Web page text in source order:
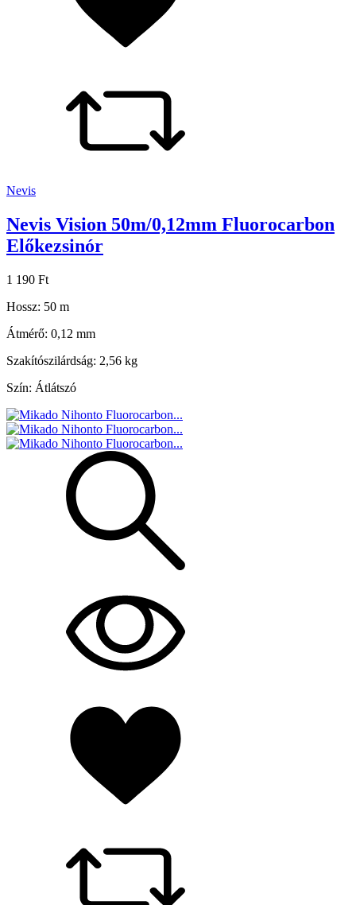
Nevis
Nevis Vision 50m/0,12mm Fluorocarbon
Előkezsinór
1 190 Ft
Hossz: 50 m
Átmérő: 0,12 mm
Szakítószilárdság: 2,56 kg
Szín: Átlátszó